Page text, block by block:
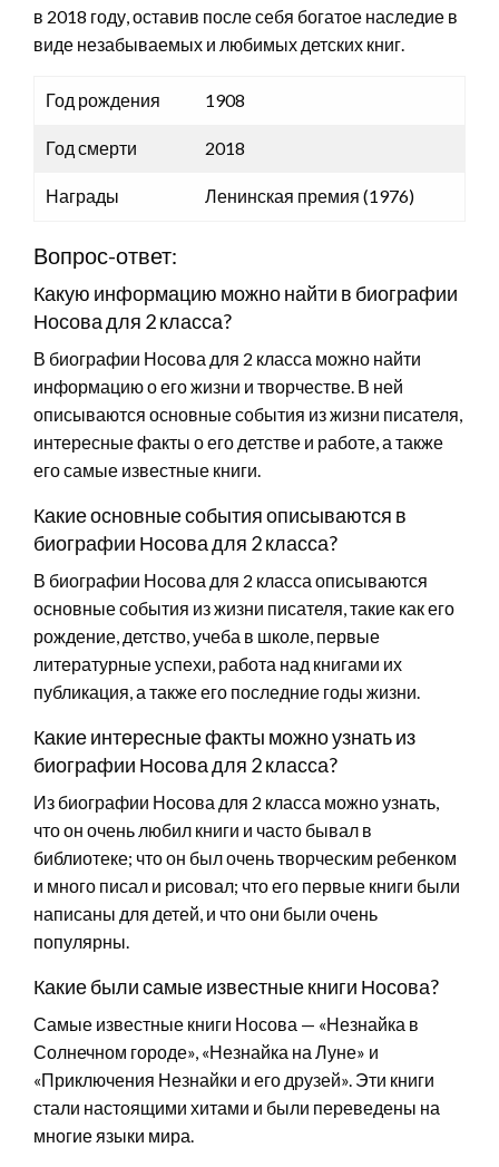
в 2018 году, оставив после себя богатое наследие в
виде незабываемых и любимых детских книг.
Год рождения 1908
Год смерти 2018
Награды Ленинская премия (1976)
Вопрос-ответ:
Какую информацию можно найти в биографии
Носова для 2 класса?
В биографии Носова для 2 класса можно найти
информацию о его жизни и творчестве. В ней
описываются основные события из жизни писателя,
интересные факты о его детстве и работе, а также
его самые известные книги.
Какие основные события описываются в
биографии Носова для 2 класса?
В биографии Носова для 2 класса описываются
основные события из жизни писателя, такие как его
рождение, детство, учеба в школе, первые
литературные успехи, работа над книгами их
публикация, а также его последние годы жизни.
Какие интересные факты можно узнать из
биографии Носова для 2 класса?
Из биографии Носова для 2 класса можно узнать,
что он очень любил книги и часто бывал в
библиотеке; что он был очень творческим ребенком
и много писал и рисовал; что его первые книги были
написаны для детей, и что они были очень
популярны.
Какие были самые известные книги Носова?
Самые известные книги Носова — «Незнайка в
Солнечном городе», «Незнайка на Луне» и
«Приключения Незнайки и его друзей». Эти книги
стали настоящими хитами и были переведены на
многие языки мира.